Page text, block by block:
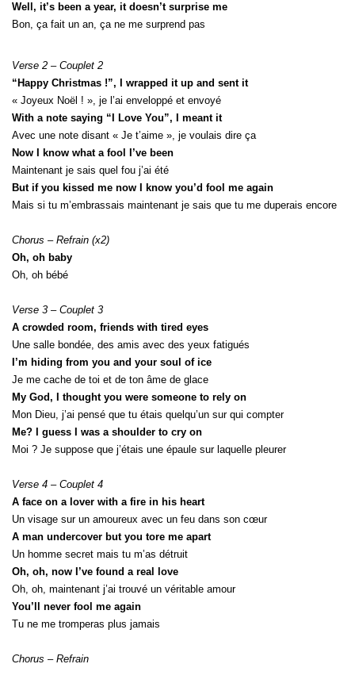
Well, it’s been a year, it doesn’t surprise me
Bon, ça fait un an, ça ne me surprend pas
Verse 2 – Couplet 2
“Happy Christmas !”, I wrapped it up and sent it
« Joyeux Noël ! », je l’ai enveloppé et envoyé
With a note saying “I Love You”, I meant it
Avec une note disant « Je t’aime », je voulais dire ça
Now I know what a fool I’ve been
Maintenant je sais quel fou j’ai été
But if you kissed me now I know you’d fool me again
Mais si tu m’embrassais maintenant je sais que tu me duperais encore
Chorus – Refrain (x2)
Oh, oh baby
Oh, oh bébé
Verse 3 – Couplet 3
A crowded room, friends with tired eyes
Une salle bondée, des amis avec des yeux fatigués
I’m hiding from you and your soul of ice
Je me cache de toi et de ton âme de glace
My God, I thought you were someone to rely on
Mon Dieu, j’ai pensé que tu étais quelqu’un sur qui compter
Me? I guess I was a shoulder to cry on
Moi ? Je suppose que j’étais une épaule sur laquelle pleurer
Verse 4 – Couplet 4
A face on a lover with a fire in his heart
Un visage sur un amoureux avec un feu dans son cœur
A man undercover but you tore me apart
Un homme secret mais tu m’as détruit
Oh, oh, now I’ve found a real love
Oh, oh, maintenant j’ai trouvé un véritable amour
You’ll never fool me again
Tu ne me tromperas plus jamais
Chorus – Refrain